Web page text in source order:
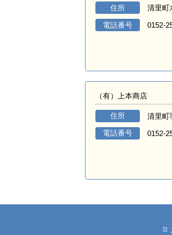
住所 清里町
電話番号 0152-
（有）上本商店
住所 清里町
電話番号 0152-